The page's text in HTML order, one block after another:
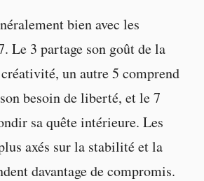
bien avec les
Le 3 partage son goût de la
un autre 5 comprend
besoin de liberté, et le 7
sa quête intérieure. Les
axés sur la stabilité et la
davantage de compromis.